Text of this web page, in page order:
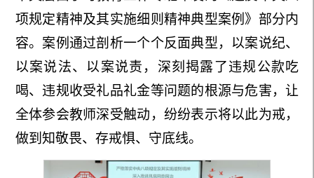
项规定精神及其实施细则精神典型案例》部分内
容。案例通过剖析一个个反面典型，以案说纪、
以案说法、以案说责，深刻揭露了违规公款吃
喝、违规收受礼品礼金等问题的根源与危害，让
全体参会教师深受触动，纷纷表示将以此为戒，
做到知敬畏、存戒惧、守底线。